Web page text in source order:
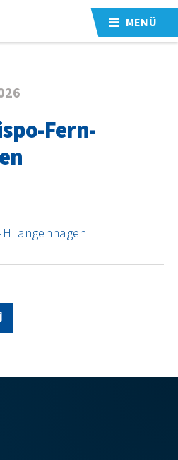
MENÜ
Fern-